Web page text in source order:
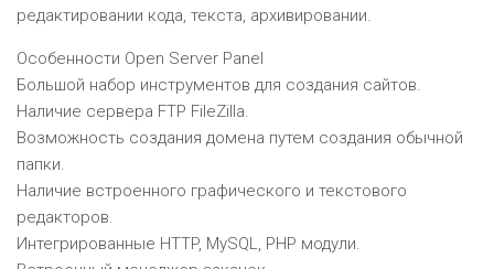
редактировании кода, текста, архивировании.
Особенности Open Server Panel
Большой набор инструментов для создания сайтов.
Наличие сервера FTP FileZilla.
Возможность создания домена путем создания обычной
папки.
Наличие встроенного графического и текстового
редакторов.
Интегрированные HTTP, MySQL, PHP модули.